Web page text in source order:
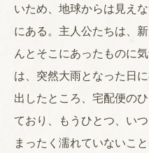
いため、地球からは見え
にある。主人公たちは、
んとそこにあったものに
は、突然大雨となった日
出したところ、宅配便の
ており、もうひとつ、い
まったく濡れていないこ